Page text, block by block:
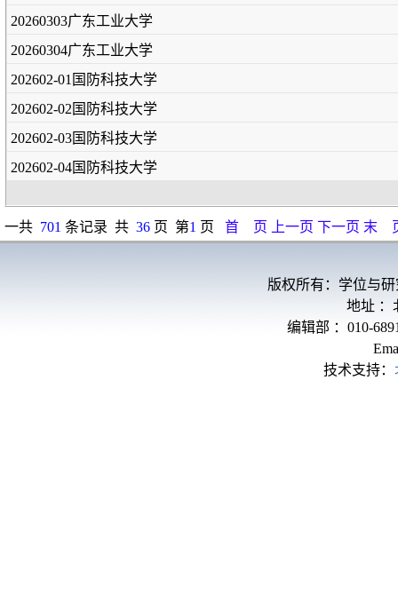
20260303广东工业大学
20260304广东工业大学
202602-01国防科技大学
202602-02国防科技大学
202602-03国防科技大学
202602-04国防科技大学
一共 701 条记录 共 36 页 第1 页 首 页 上一页 下一页 末
版权所有：学位与
地址 ：
编辑部 ：010-
技术支持：